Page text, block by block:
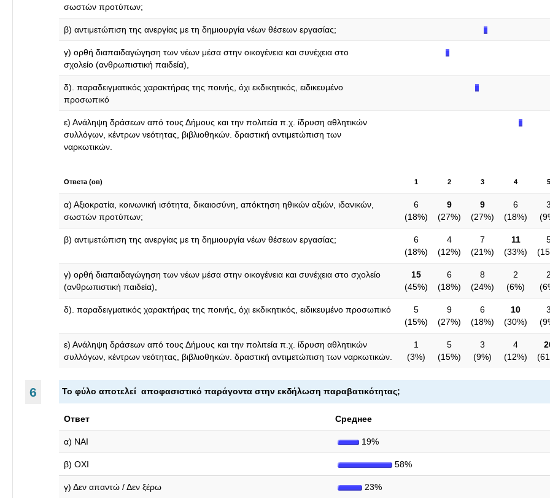
σωστών προτύπων;
β) αντιμετώπιση της ανεργίας με τη δημιουργία νέων θέσεων εργασίας;
γ) ορθή διαπαιδαγώγηση των νέων μέσα στην οικογένεια και συνέχεια στο
σχολείο (ανθρωπιστική παιδεία),
δ). παραδειγματικός χαρακτήρας της ποινής, όχι εκδικητικός, ειδικευμένο
προσωπικό
ε) Ανάληψη δράσεων από τους Δήμους και την πολιτεία π.χ. ίδρυση αθλητικών
συλλόγων, κέντρων νεότητας, βιβλιοθηκών. δραστική αντιμετώπιση των
ναρκωτικών.
Ответа (ов) 1 2 3 4 5
α) Αξιοκρατία, κοινωνική ισότητα, δικαιοσύνη, απόκτηση ηθικών αξιών, ιδανικών,
σωστών προτύπων;
6
(18%)
9
(27%)
9
(27%)
6
(18%)
(
β) αντιμετώπιση της ανεργίας με τη δημιουργία νέων θέσεων εργασίας;
6
(18%)
4
(12%)
7
(21%)
11
(33%)
(
γ) ορθή διαπαιδαγώγηση των νέων μέσα στην οικογένεια και συνέχεια στο σχολείο
(ανθρωπιστική παιδεία),
15
(45%)
6
(18%)
8
(24%)
2
(6%)
(
δ). παραδειγματικός χαρακτήρας της ποινής, όχι εκδικητικός, ειδικευμένο προσωπικό
5
(15%)
9
(27%)
6
(18%)
10
(30%)
(
ε) Ανάληψη δράσεων από τους Δήμους και την πολιτεία π.χ. ίδρυση αθλητικών
συλλόγων, κέντρων νεότητας, βιβλιοθηκών. δραστική αντιμετώπιση των ναρκωτικών.
1
(3%)
5
(15%)
3
(9%)
4
(12%)
(
6 Το φύλο αποτελεί αποφασιστικό παράγοντα στην εκδήλωση παραβατικότητας;
Ответ Среднее
α) ΝΑΙ 19%
β) ΟΧΙ 58%
γ) Δεν απαντώ / Δεν ξέρω 23%